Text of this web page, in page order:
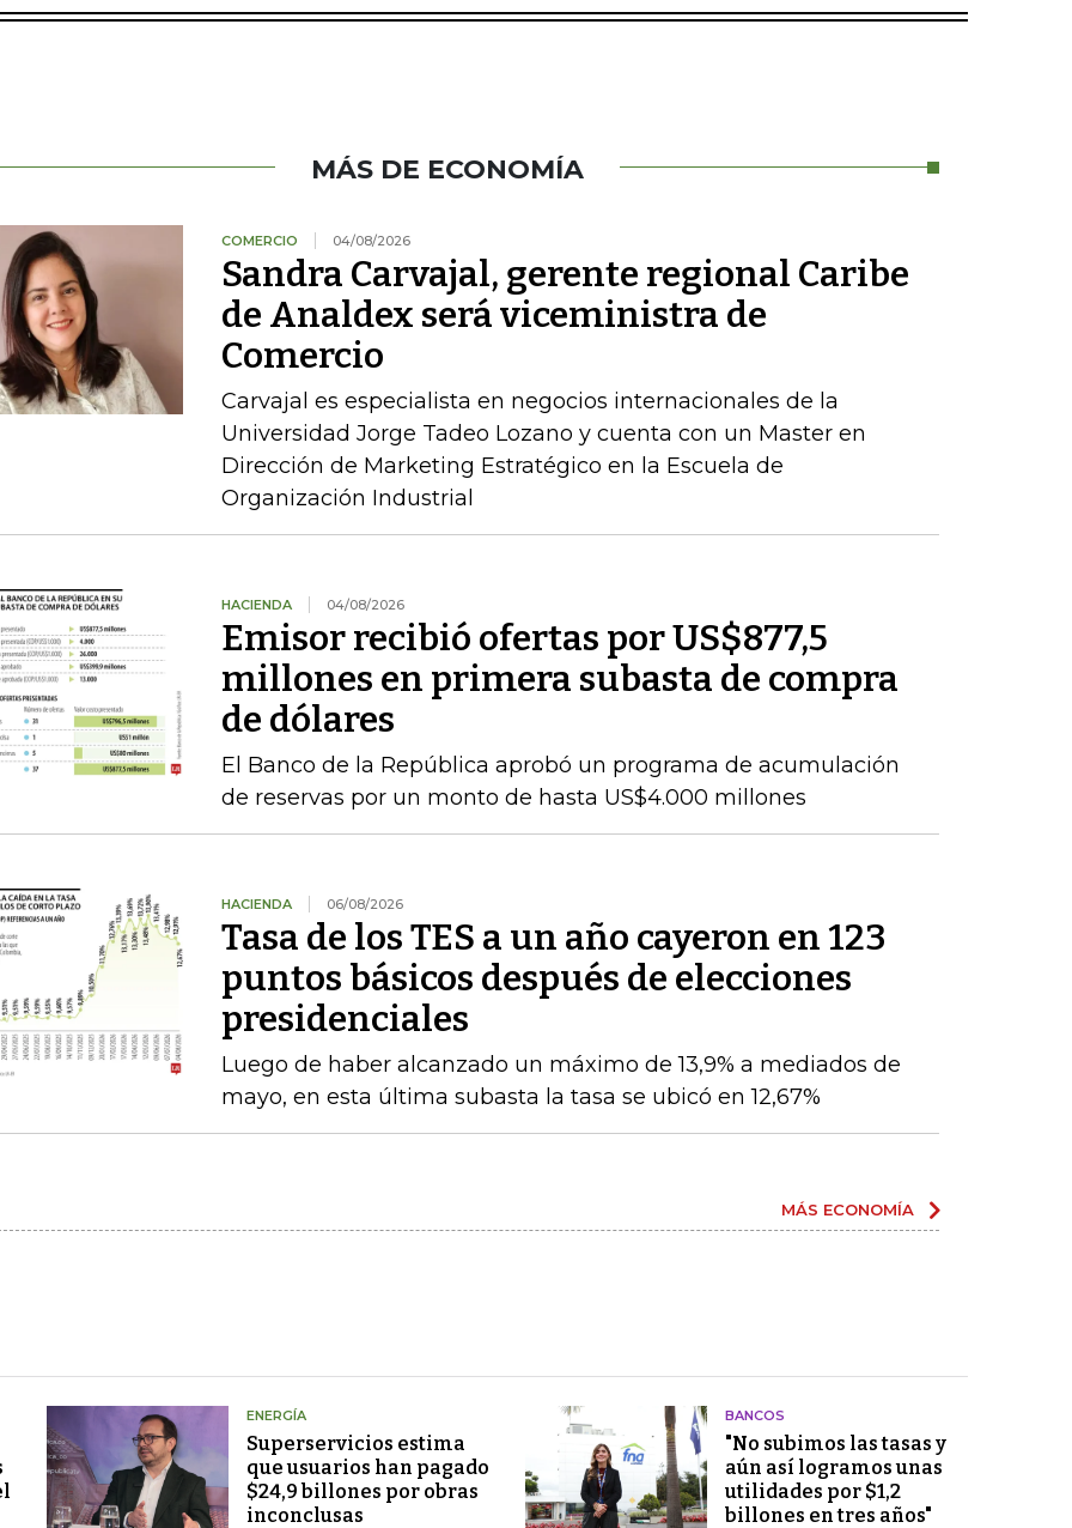
MÁS DE ECONOMÍA
COMERCIO 04/08/2026
Sandra Carvajal, gerente regional Caribe
de Analdex será viceministra de
Comercio
Carvajal es especialista en negocios internacionales de la
Universidad Jorge Tadeo Lozano y cuenta con un Master en
Dirección de Marketing Estratégico en la Escuela de
Organización Industrial
HACIENDA 04/08/2026
Emisor recibió ofertas por US$877,5
millones en primera subasta de compra
de dólares
El Banco de la República aprobó un programa de acumulación
de reservas por un monto de hasta US$4.000 millones
HACIENDA 06/08/2026
Tasa de los TES a un año cayeron en 123
puntos básicos después de elecciones
presidenciales
Luego de haber alcanzado un máximo de 13,9% a mediados de
mayo, en esta última subasta la tasa se ubicó en 12,67%
MÁS ECONOMÍA
ENERGÍA
Superservicios estima
que usuarios han pagado
$24,9 billones por obras
inconclusas
BANCOS
"No subimos las tasas y
aún así logramos unas
utilidades por $1,2
billones en tres años"